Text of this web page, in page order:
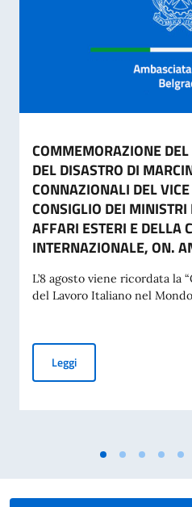
COMMEMORAZIONE
DEL DISASTRO DI
CONNAZIONALI DEL
CONSIGLIO DEI
AFFARI ESTERI E DELLA
INTERNAZIONALE, ON.
L’8 agosto viene ricordata la
del Lavoro Italiano nel
LeggiCOMMEMORAZIONE